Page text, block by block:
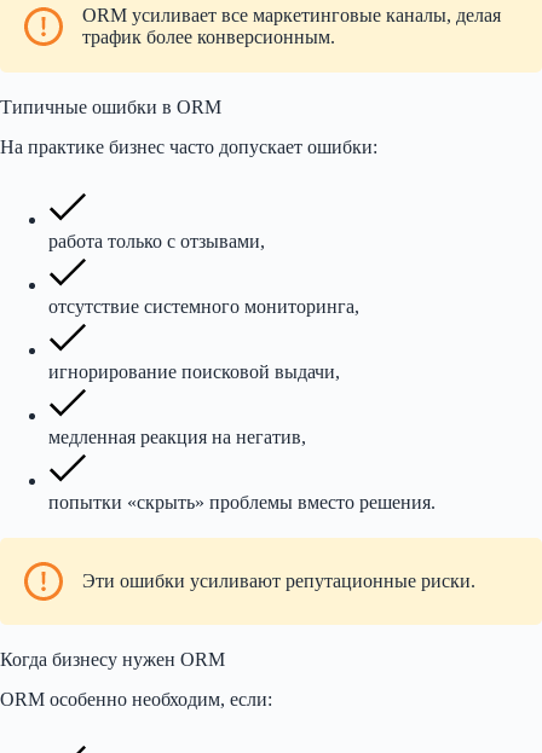
ORM усиливает все маркетинговые каналы, делая
трафик более конверсионным.
Типичные ошибки в ORM
На практике бизнес часто допускает ошибки:
работа только с отзывами,
отсутствие системного мониторинга,
игнорирование поисковой выдачи,
медленная реакция на негатив,
попытки «скрыть» проблемы вместо решения.
Эти ошибки усиливают репутационные риски.
Когда бизнесу нужен ORM
ORM особенно необходим, если: